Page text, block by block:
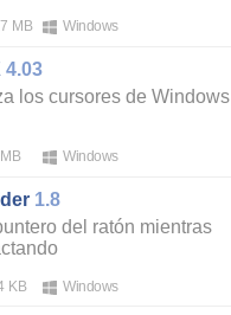
MB Windows
4.03
los cursores de Windows
Windows
1.8
del ratón mientras
KB Windows